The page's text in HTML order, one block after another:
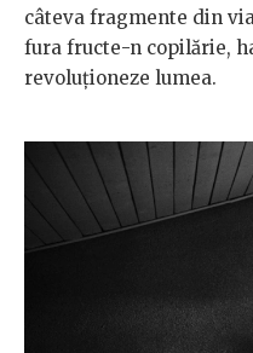
câteva fragmente din
fura fructe-n copilărie,
revoluționeze lumea.